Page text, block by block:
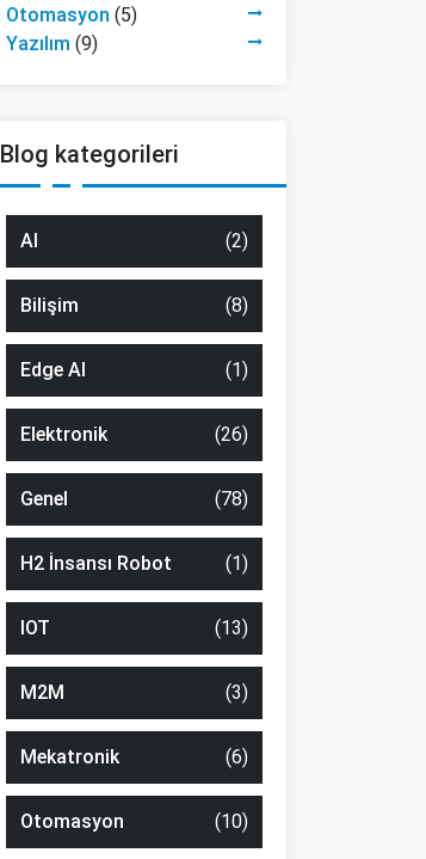
Otomasyon (5)
Yazılım (9)
Blog kategorileri
AI (2)
Bilişim (8)
Edge AI (1)
Elektronik (26)
Genel (78)
H2 İnsansı Robot (1)
IOT (13)
M2M (3)
Mekatronik (6)
Otomasyon (10)